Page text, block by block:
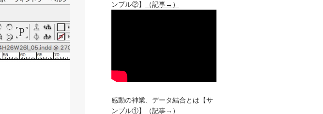
ンプル②】
（記事→）
感動の神業、データ結合とは【サ
ンプル①】
（記事→）